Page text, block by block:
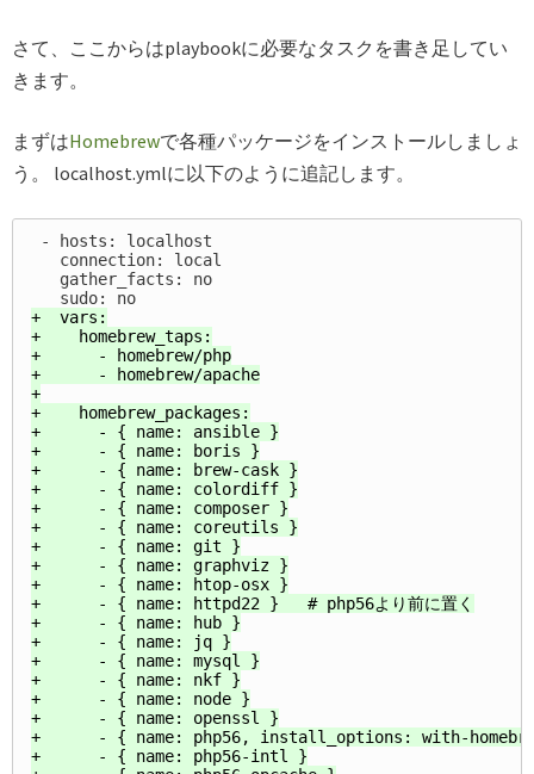
さて、ここからはplaybookに必要なタスクを書き足してい
きます。
まずはHomebrewで各種パッケージをインストールしましょ
う。 localhost.ymlに以下のように追記します。
- hosts: localhost
   connection: local
   gather_facts: no
+  vars:
+    homebrew_taps:
+      - homebrew/php
+      - homebrew/apache
+
+    homebrew_packages:
+      - { name: ansible }
+      - { name: boris }
+      - { name: brew-cask }
+      - { name: colordiff }
+      - { name: composer }
+      - { name: coreutils }
+      - { name: git }
+      - { name: graphviz }
+      - { name: htop-osx }
+      - { name: httpd22 }   # php56より前に置く
+      - { name: hub }
+      - { name: jq }
+      - { name: mysql }
+      - { name: nkf }
+      - { name: node }
+      - { name: openssl }
+      - { name: php56, install_options: with-
+      - { name: php56-intl }